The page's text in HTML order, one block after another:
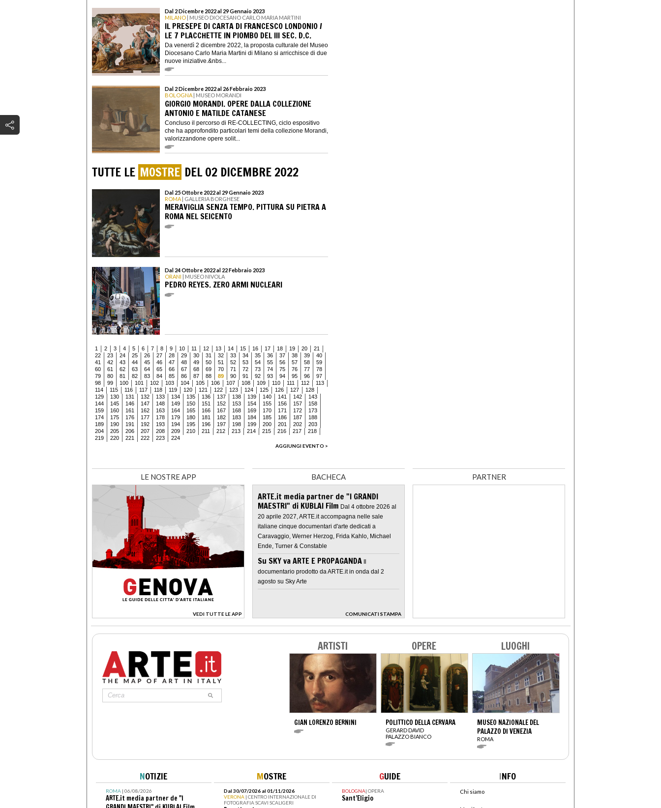
Dal 2 Dicembre 2022 al 29 Gennaio 2023
MILANO | MUSEO DIOCESANO CARLO MARIA MARTINI
IL PRESEPE DI CARTA DI FRANCESCO LONDONIO /
LE 7 PLACCHETTE IN PIOMBO DEL III SEC. D.C.
Da venerdì 2 dicembre 2022, la proposta culturale del Museo
Diocesano Carlo Maria Martini di Milano si arricchisce di due
nuove iniziative.&nbs...
Dal 2 Dicembre 2022 al 26 Febbraio 2023
BOLOGNA | MUSEO MORANDI
GIORGIO MORANDI. OPERE DALLA COLLEZIONE
ANTONIO E MATILDE CATANESE
Concluso il percorso di RE-COLLECTING, ciclo espositivo
che ha approfondito particolari temi della collezione Morandi,
valorizzandone opere solit...
TUTTE LE MOSTRE DEL 02 DICEMBRE 2022
Dal 25 Ottobre 2022 al 29 Gennaio 2023
ROMA | GALLERIA BORGHESE
MERAVIGLIA SENZA TEMPO. PITTURA SU PIETRA A
ROMA NEL SEICENTO
Dal 24 Ottobre 2022 al 22 Febbraio 2023
ORANI | MUSEO NIVOLA
PEDRO REYES. ZERO ARMI NUCLEARI
1 2 3 4 5 6 7 8 9 10 11 12 13 14 15 16 17 18 19 20
21
22
23 24 25 26 27 28 29 30 31 32 33 34 35 36 37 38 39
40
41
42 43 44 45 46 47 48 49 50 51 52 53 54 55 56 57 58
59
60
61 62 63 64 65 66 67 68 69 70 71 72 73 74 75 76 77
78
79
80 81 82 83 84 85 86 87 88 89 90 91 92 93 94 95 96
97
98
99 100 101 102 103 104 105 106 107 108 109 110 111 112
113
114
115 116 117 118 119 120 121 122 123 124 125 126 127
128
129
130 131 132 133 134 135 136 137 138 139 140 141 142
143
144
145 146 147 148 149 150 151 152 153 154 155 156 157
158
159
160 161 162 163 164 165 166 167 168 169 170 171 172
173
174
175 176 177 178 179 180 181 182 183 184 185 186 187
188
189
190 191 192 193 194 195 196 197 198 199 200 201 202
203
204
205 206 207 208 209 210 211 212 213 214 215 216 217
218
219
220 221 222 223
224
AGGIUNGI EVENTO >
LE NOSTRE APP
VEDI TUTTE LE APP
>
BACHECA
ARTE.it media partner de "I GRANDI
MAESTRI" di KUBLAI Film Dal 4 ottobre 2026 al
20 aprile 2027, ARTE.it accompagna nelle sale
italiane cinque documentari d'arte dedicati a
Caravaggio, Werner Herzog, Frida Kahlo, Michael
Ende, Turner & Constable
Su SKY va ARTE E PROPAGANDA Il
documentario prodotto da ARTE.it in onda dal 2
agosto su Sky Arte
COMUNICATI STAMPA
>
PARTNER
ARTISTI
GIAN LORENZO BERNINI
OPERE
POLITTICO DELLA CERVARA
GERARD DAVID
PALAZZO BIANCO
LUOGHI
MUSEO NAZIONALE DEL
PALAZZO DI VENEZIA
ROMA
NOTIZIE
ROMA| 06/08/2026
ARTE.it media partner de "I
MOSTRE
Dal 30/07/2026 al 01/11/2026
VERONA | CENTRO INTERNAZIONALE DI
FOTOGRAFIA SCAVI SCALIGERI
GUIDE
BOLOGNA| OPERA
Sant’Eligio
INFO
Chi siamo